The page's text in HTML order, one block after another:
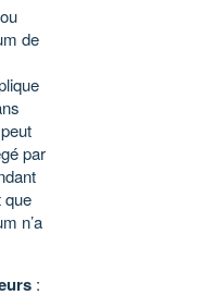
de
par
que
n’a
: